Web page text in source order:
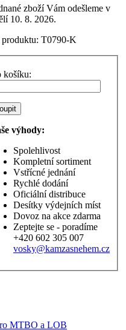
zboží Vám odešleme v
10. 8. 2026.
T0790-K
košíku:
výhody:
Spolehlivost
Kompletní sortiment
Vstřícné jednání
Rychlé dodání
Oficiální distribuce
Desítky výdejních míst
Dovoz na akce zdarma
Zeptejte se - poradíme
+420 602 305 007
vosky@kamzasnehem.cz